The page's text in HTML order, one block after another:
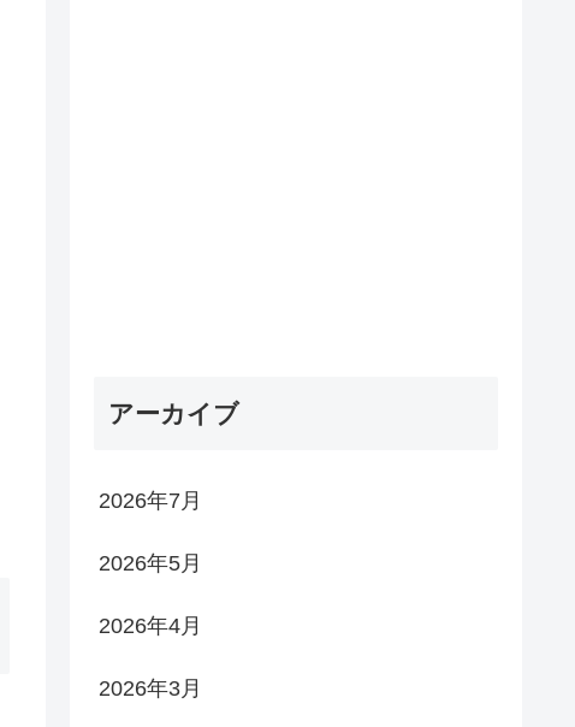
アーカイブ
2026年7月
2026年5月
2026年4月
2026年3月